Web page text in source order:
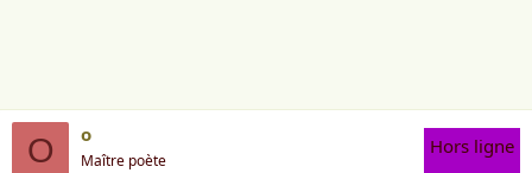
O o
Maître poète
Hors ligne